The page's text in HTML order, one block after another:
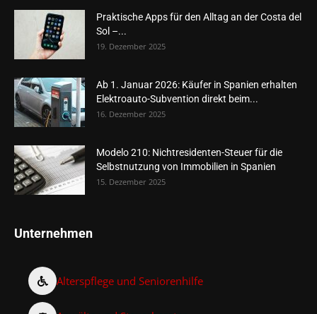
Praktische Apps für den Alltag an der Costa del
Sol –...
19. Dezember 2025
Ab 1. Januar 2026: Käufer in Spanien erhalten
Elektroauto-Subvention direkt beim...
16. Dezember 2025
Modelo 210: Nichtresidenten-Steuer für die
Selbstnutzung von Immobilien in Spanien
15. Dezember 2025
Unternehmen
Alterspflege und Seniorenhilfe